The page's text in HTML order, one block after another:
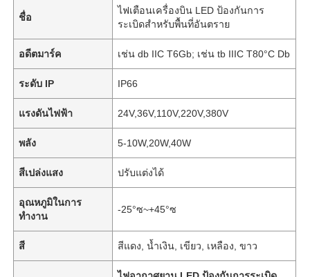
ชื่อ
ไฟเตือนเครื่องบิน LED ป้องกันการ
ระเบิดสำหรับพื้นที่อันตราย
อดีตมาร์ค เช่น db IIC T6Gb; เช่น tb IIIC T80°C Db
ระดับ IP IP66
แรงดันไฟฟ้า 24V,36V,110V,220V,380V
พลัง 5-10W,20W,40W
สีเปล่งแสง ปรับแต่งได้
อุณหภูมิในการ
ทำงาน
-25°ซ~+45°ซ
สี สีแดง, น้ำเงิน, เขียว, เหลือง, ขาว